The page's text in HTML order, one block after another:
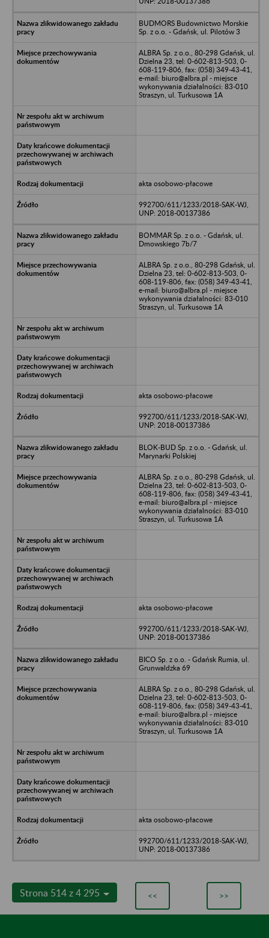
BUDMORS Budownictwo Morskie
Sp. z o.o. - Gdańsk, ul. Pilotów 3
ALBRA Sp. z o.o., 80-298 Gdańsk, ul.
Dzielna 23, tel: 0-602-813-503, 0-
608-119-806, fax: (058) 349-43-41,
e-mail: biuro@albra.pl - miejsce
wykonywania działalności: 83-010
Straszyn, ul. Turkusowa 1A
akta osobowo-płacowe
992700/611/1233/2018-SAK-WJ,
UNP: 2018-00137386
BOMMAR Sp. z o.o. - Gdańsk, ul.
Dmowskiego 7b/7
ALBRA Sp. z o.o., 80-298 Gdańsk, ul.
Dzielna 23, tel: 0-602-813-503, 0-
608-119-806, fax: (058) 349-43-41,
e-mail: biuro@albra.pl - miejsce
wykonywania działalności: 83-010
Straszyn, ul. Turkusowa 1A
akta osobowo-płacowe
992700/611/1233/2018-SAK-WJ,
UNP: 2018-00137386
BLOK-BUD Sp. z o.o. - Gdańsk, ul.
Marynarki Polskiej
ALBRA Sp. z o.o., 80-298 Gdańsk, ul.
Dzielna 23, tel: 0-602-813-503, 0-
608-119-806, fax: (058) 349-43-41,
e-mail: biuro@albra.pl - miejsce
wykonywania działalności: 83-010
Straszyn, ul. Turkusowa 1A
akta osobowo-płacowe
992700/611/1233/2018-SAK-WJ,
UNP: 2018-00137386
BICO Sp. z o.o. - Gdańsk Rumia, ul.
Grunwaldzka 69
ALBRA Sp. z o.o., 80-298 Gdańsk, ul.
Dzielna 23, tel: 0-602-813-503, 0-
608-119-806, fax: (058) 349-43-41,
e-mail: biuro@albra.pl - miejsce
wykonywania działalności: 83-010
Straszyn, ul. Turkusowa 1A
akta osobowo-płacowe
992700/611/1233/2018-SAK-WJ,
UNP: 2018-00137386
Strona 514 z 4 295 << >>